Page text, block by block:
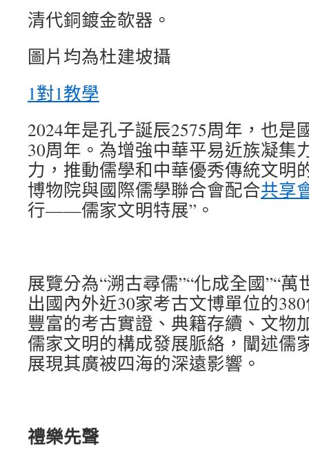
清代銅鍍金欹器。
圖片均為杜建坡攝
1對1教學
2024年是孔子誕辰2575周年，也是
30周年。為增強中華平易近族凝集
力，推動儒學和中華優秀傳統文明
博物院與國際儒學聯合會配合共享
行——儒家文明特展”。
展覽分為“溯古尋儒”“化成全國”“
出國內外近30家考古文博單位的
豐富的考古實證、典籍存續、文物
儒家文明的構成發展脈絡，闡述儒
展現其廣被四海的深遠影響。
禮樂先聲